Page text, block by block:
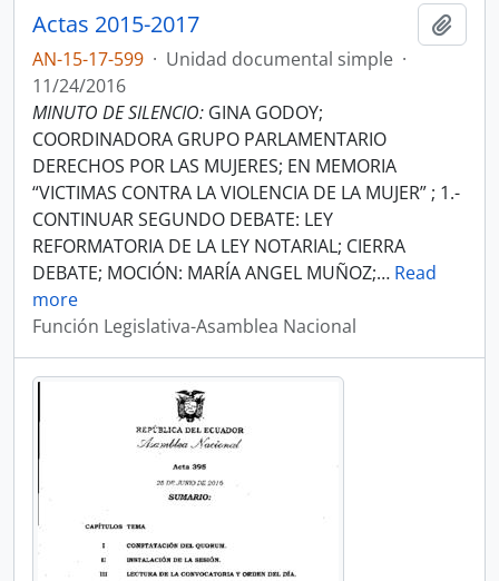
Actas 2015-2017
AN-15-17-599 · Unidad documental simple ·
11/24/2016
MINUTO DE SILENCIO: GINA GODOY;
COORDINADORA GRUPO PARLAMENTARIO
DERECHOS POR LAS MUJERES; EN MEMORIA
“VICTIMAS CONTRA LA VIOLENCIA DE LA MUJER” ; 1.-
CONTINUAR SEGUNDO DEBATE: LEY
REFORMATORIA DE LA LEY NOTARIAL; CIERRA
DEBATE; MOCIÓN: MARÍA ANGEL MUÑOZ;… Read
more
Función Legislativa-Asamblea Nacional